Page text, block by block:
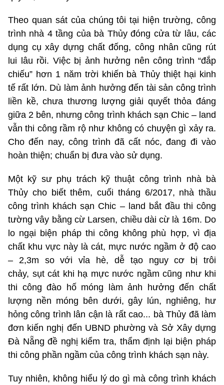
Theo quan sát của chúng tôi tại hiện trường, công
trình nhà 4 tầng của bà Thủy đóng cửa từ lâu, các
dụng cụ xây dựng chất đống, công nhân cũng rút
lui lâu rồi. Việc bị ảnh hưởng nên công trình “đắp
chiếu” hơn 1 năm trời khiến bà Thủy thiệt hại kinh
tế rất lớn. Dù làm ảnh hưởng đến tài sản công trình
liền kề, chưa thương lượng giải quyết thỏa đáng
giữa 2 bên, nhưng công trình khách sạn Chic – land
vẫn thi công rầm rộ như không có chuyện gì xảy ra.
Cho đến nay, công trình đã cất nóc, đang đi vào
hoàn thiện; chuẩn bị đưa vào sử dụng.
Một kỹ sư phụ trách kỹ thuật công trình nhà bà
Thủy cho biết thêm, cuối tháng 6/2017, nhà thầu
công trình khách sạn Chic – land bắt đầu thi công
tường vây bằng cừ Larsen, chiều dài cừ là 16m. Do
lo ngại biện pháp thi công không phù hợp, vì địa
chất khu vực này là cát, mực nước ngầm ở độ cao
– 2,3m so với vỉa hè, dễ tạo nguy cơ bị trôi
chảy, sụt cát khi hạ mực nước ngầm cũng như khi
thi công đào hố móng làm ảnh hưởng đến chất
lượng nền móng bên dưới, gây lún, nghiêng, hư
hỏng công trình lân cận là rất cao... bà Thủy đã làm
đơn kiến nghị đến UBND phường và Sở Xây dựng
Đà Nẵng đề nghị kiểm tra, thẩm định lại biện pháp
thi công phần ngầm của công trình khách sạn này.
Tuy nhiên, không hiểu lý do gì mà công trình khách